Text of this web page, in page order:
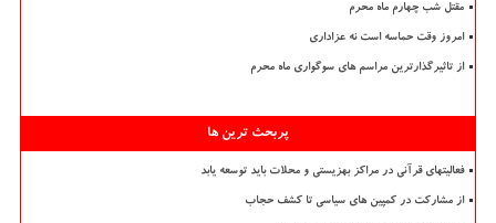
مقتل شب چهارم ماه محرم
امروز وقت حماسه است نه عزاداری
از تاثیرگذارترین مراسم های سوگواری ماه محرم
پربحث ترین ها
فعالیتهای قرآنی در مراکز بهزیستی و محلات باید توسعه یابد
از مشارکت در کمپین های سیاسی تا کشف حجاب